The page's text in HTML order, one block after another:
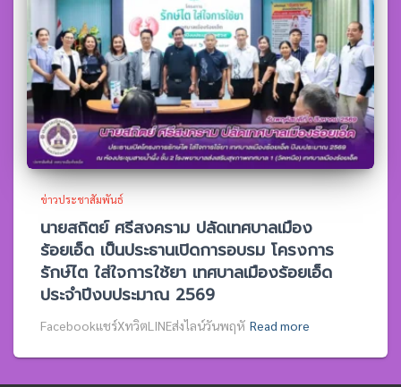
ข่าวประชาสัมพันธ์
นายสถิตย์ ศรีสงคราม ปลัดเทศบาลเมือง
ร้อยเอ็ด เป็นประธานเปิดการอบรม โครงการ
รักษ์ไต ใส่ใจการใช้ยา เทศบาลเมืองร้อยเอ็ด
ประจำปีงบประมาณ 2569
Facebookแชร์XทวิตLINEส่งไลน์วันพฤหั Read more